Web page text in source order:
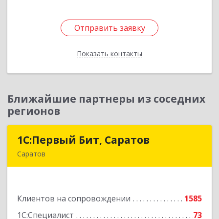
Отправить заявку
Показать контакты
Отправить заявку
Назад
Ближайшие партнеры из соседних
регионов
1С:Первый Бит, Саратов
Саратов
Клиентов на сопровождении
1585
1С:Специалист
73
1С:Первый Бит, Саратов
Подробнее